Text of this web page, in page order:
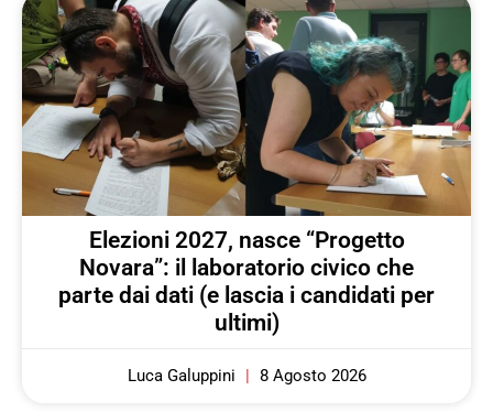
Elezioni 2027, nasce “Progetto
Novara”: il laboratorio civico che
parte dai dati (e lascia i candidati per
ultimi)
Luca Galuppini 8 Agosto 2026